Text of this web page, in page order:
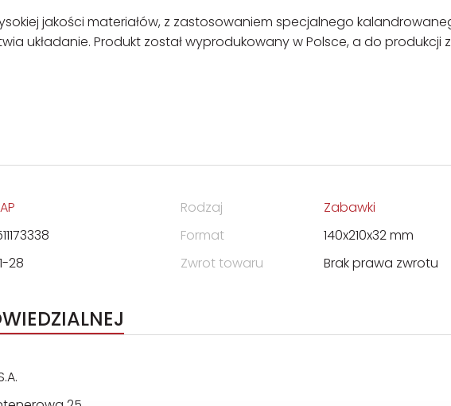
jakości materiałów, z zastosowaniem specjalnego
układanie. Produkt został wyprodukowany w Polsce, a do produkcji
28
Rodzaj
Zabawki
Format
140x210x32 mm
Zwrot towaru
Brak prawa zwrotu